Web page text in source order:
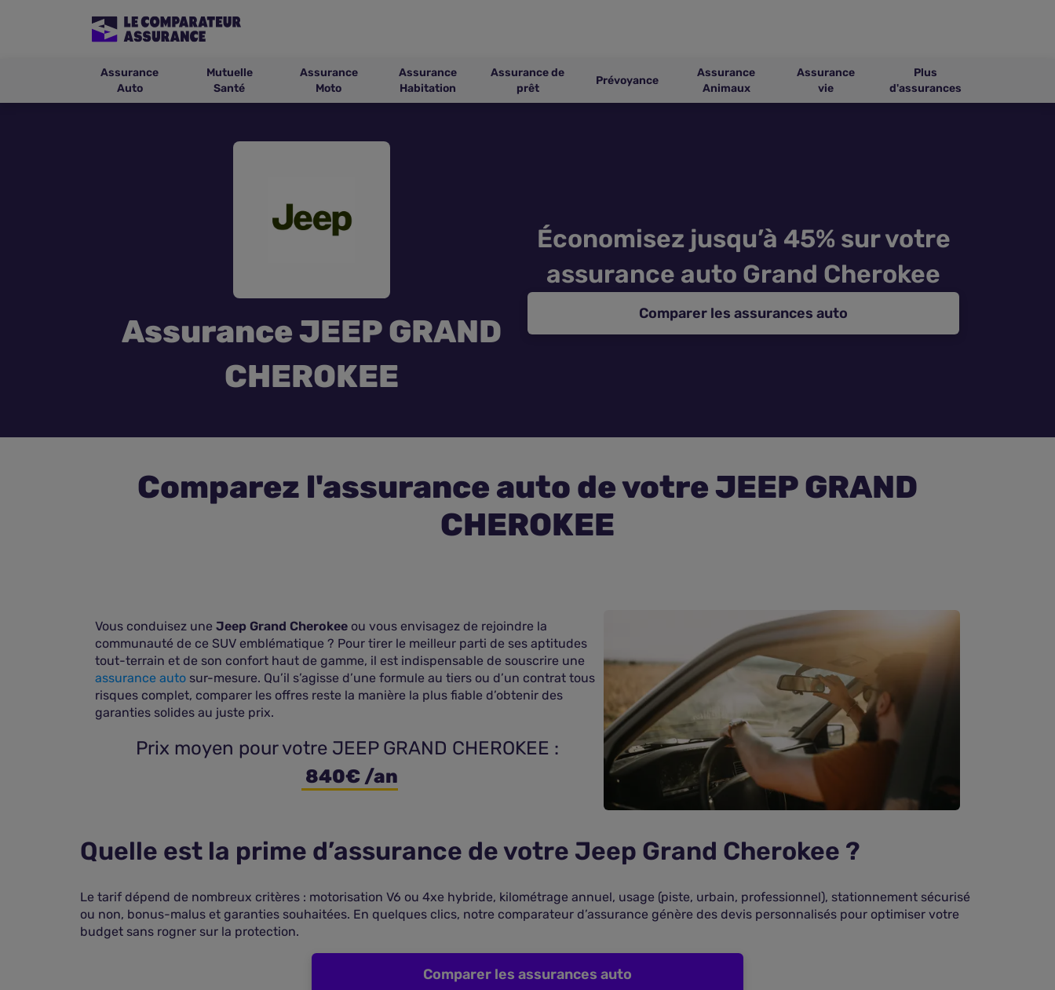
Assurance
Auto
Mutuelle
Santé
Assurance
Moto
Assurance
Habitation
Assurance de
prêt
Prévoyance
Assurance
Animaux
Assurance
vie
Plus
d'assurances
Assurance JEEP GRAND
CHEROKEE
Économisez jusqu’à 45% sur votre
assurance auto Grand Cherokee
Comparer les assurances auto
Comparez l'assurance auto de votre JEEP GRAND
CHEROKEE
Vous conduisez une Jeep Grand Cherokee ou vous envisagez de rejoindre la
communauté de ce SUV emblématique ? Pour tirer le meilleur parti de ses aptitudes
tout-terrain et de son confort haut de gamme, il est indispensable de souscrire une
assurance auto sur-mesure. Qu’il s’agisse d’une formule au tiers ou d’un contrat tous
risques complet, comparer les offres reste la manière la plus fiable d’obtenir des
garanties solides au juste prix.
Prix moyen pour votre JEEP GRAND CHEROKEE :
840€ /an
Quelle est la prime d’assurance de votre Jeep Grand Cherokee ?
Le tarif dépend de nombreux critères : motorisation V6 ou 4xe hybride, kilométrage annuel, usage (piste, urbain, professionnel), stationnement sécurisé
ou non, bonus-malus et garanties souhaitées. En quelques clics, notre comparateur d’assurance génère des devis personnalisés pour optimiser votre
budget sans rogner sur la protection.
Comparer les assurances auto